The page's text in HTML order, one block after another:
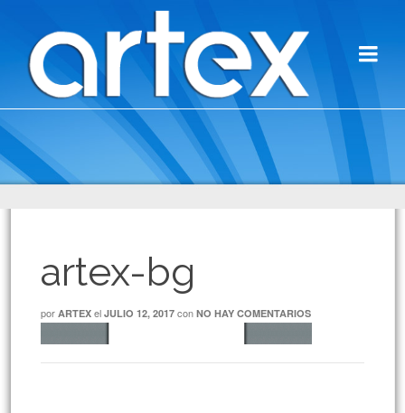
artex-bg
por ARTEX el JULIO 12, 2017 con NO HAY COMENTARIOS